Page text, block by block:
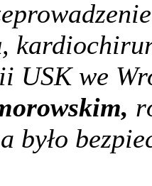
,
USK we
było